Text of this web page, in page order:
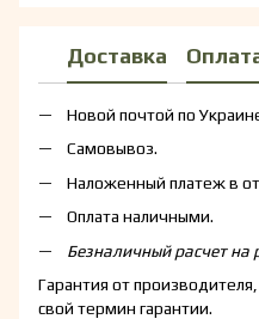
Доставка
Новой почтой по
Самовывоз.
Наложенный платеж в
Оплата наличными.
Безналичный расчет на
Гарантия от
свой термин гарантии.